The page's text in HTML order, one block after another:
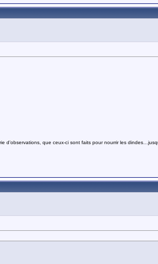
que ceux-ci sont faits pour nourrir les